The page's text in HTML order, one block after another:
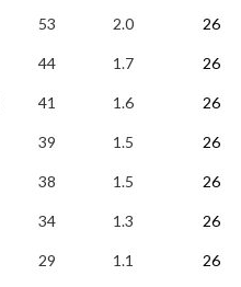
53 2.0 26
44 1.7 26
41 1.6 26
39 1.5 26
38 1.5 26
34 1.3 26
29 1.1 26